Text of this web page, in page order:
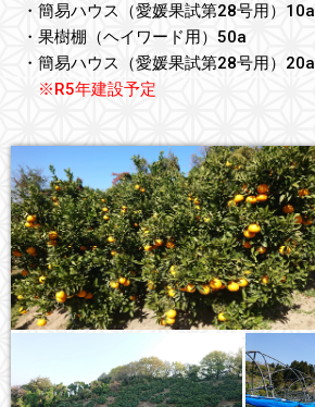
・簡易ハウス（愛媛果試第28号用）10a
・果樹棚（ヘイワード用）50a
・簡易ハウス（愛媛果試第28号用）20a
※R5年建設予定